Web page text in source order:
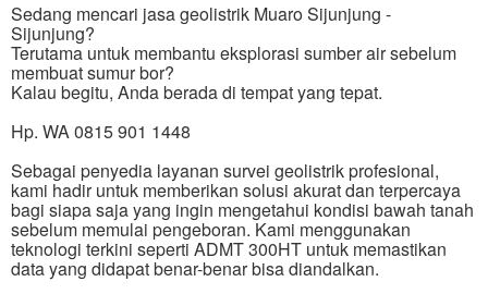
Sedang mencari jasa geolistrik Muaro Sijunjung -
Sijunjung?
Terutama untuk membantu eksplorasi sumber air sebelum
membuat sumur bor?
Kalau begitu, Anda berada di tempat yang tepat.
Hp. WA 0815 901 1448
Sebagai penyedia layanan survei geolistrik profesional,
kami hadir untuk memberikan solusi akurat dan terpercaya
bagi siapa saja yang ingin mengetahui kondisi bawah tanah
sebelum memulai pengeboran. Kami menggunakan
teknologi terkini seperti ADMT 300HT untuk memastikan
data yang didapat benar-benar bisa diandalkan.